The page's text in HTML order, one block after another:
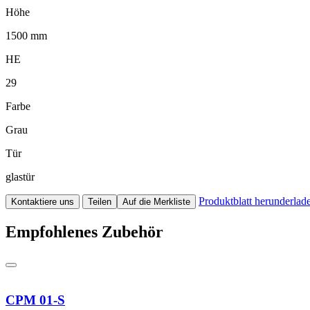
Höhe
1500 mm
HE
29
Farbe
Grau
Tür
glastür
Kontaktiere uns Teilen Auf die Merkliste Produktblatt
Empfohlenes Zubehör
CPM 01-S